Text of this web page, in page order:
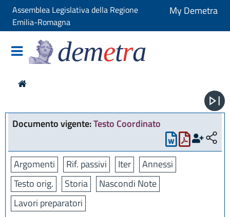
Assemblea Legislativa della Regione
Emilia-Romagna
My Demetra
demetra
Documento vigente:Testo Coordinato
Argomenti Rif. passivi Iter
Annessi
Testo orig.
Storia
Nascondi Note
Lavori preparatori